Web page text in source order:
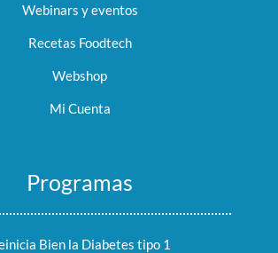
Webinars y eventos
Recetas Foodtech
Webshop
Mi Cuenta
Programas
Bien la Diabetes tipo 1